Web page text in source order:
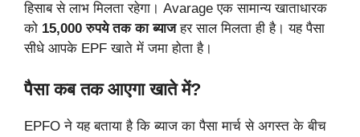
हिसाब से लाभ मिलता रहेगा। Avarage एक सामान्य खाताधारक
को 15,000 रुपये तक का ब्याजहर साल मिलता ही है। यह पैसा
सीधे आपके EPF खाते में जमा होता है।
पैसा कब तक आएगा खाते में?
EPFO ने यह बताया है कि ब्याज का पैसा मार्च से अगस्त के बीच